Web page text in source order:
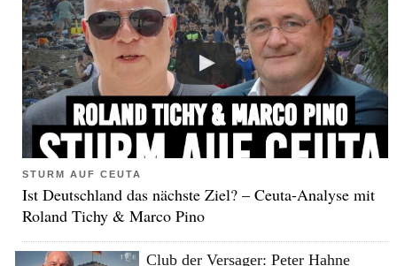
STURM AUF CEUTA
Ist Deutschland das nächste Ziel? – Ceuta-Analyse mit
Roland Tichy & Marco Pino
Club der Versager: Peter Hahne